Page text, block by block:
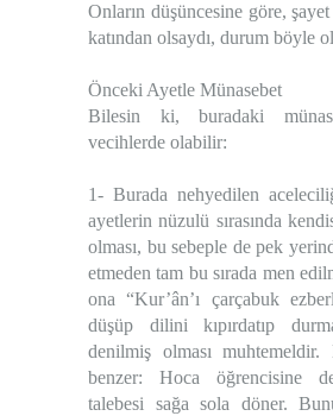
Onların düşüncesine göre,
katından olsaydı, durum böyle
Önceki Ayetle Münasebet
Bilesin ki, buradaki
vecihlerde olabilir:
1- Burada nehyedilen
ayetlerin nüzulü sırasında
olması, bu sebeple de pek
etmeden tam bu sırada men
ona “Kur’ân’ı çarçabuk
düşüp dilini kıpırdatıp
denilmiş olması muhtemeldir.
benzer: Hoca öğrencisine
talebesi sağa sola döner.